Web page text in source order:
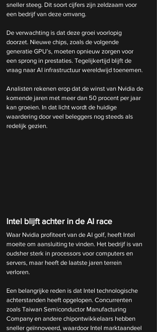
sneller steeg. Dit soort cijfers zijn zeldzaam voor
een bedrijf van deze omvang.
De verwachting is dat deze groei voorlopig
doorzet. Nieuwe chips, zoals de volgende
generatie GPU’s, moeten opnieuw zorgen voor
een sprong in prestaties. Tegelijkertijd blijft de
vraag naar AI infrastructuur wereldwijd toenemen.
Analisten rekenen erop dat de winst van Nvidia de
komende jaren met meer dan 50 procent per jaar
kan groeien. In dat licht wordt de huidige
waardering door veel beleggers nog steeds als
redelijk gezien.
Intel blijft achter in de AI race
Waar Nvidia profiteert van de AI golf, heeft Intel
moeite om aansluiting te vinden. Het bedrijf is van
oudsher sterk in processors voor computers en
servers, maar heeft de laatste jaren terrein
verloren.
Een belangrijke reden is dat Intel technologische
achterstanden heeft opgelopen. Concurrenten
zoals Taiwan Semiconductor Manufacturing
Company en andere chipontwikkelaars hebben
sneller geïnnoveerd, waardoor Intel marktaandeel